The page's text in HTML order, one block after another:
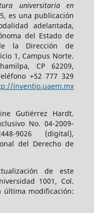
universitaria en
es una publicación
adelantada,
del Estado de
la Dirección de
1, Campus Norte.
CP 62209,
+52 777 329
inventio.uaem.mx
Gutiérrez Hardt.
No. 04-2009-
9026 (digital),
del Derecho de
de este
1001, Col.
última modificación: